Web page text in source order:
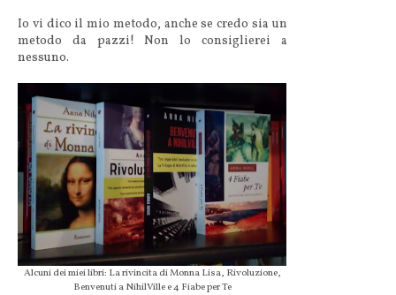
Io vi dico il mio metodo, anche se credo sia un
metodo da pazzi! Non lo consiglierei a
nessuno.
Alcuni dei miei libri: La rivincita di Monna Lisa, Rivoluzione,
Benvenuti a NihilVille e 4 Fiabe per Te